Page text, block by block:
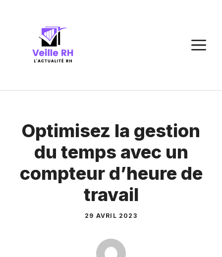
Optimisez la gestion
du temps avec un
compteur d’heure de
travail
29 AVRIL 2023